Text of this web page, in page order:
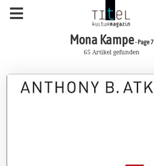
Mona Kampe- Page 7
65 Artikel gefunden